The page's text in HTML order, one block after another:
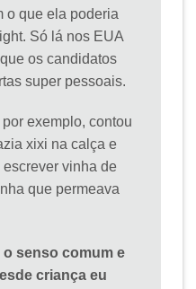
o que ela poderia
Só lá nos EUA
os candidatos
super pessoais.
exemplo, contou
xixi na calça e
vinha de
que permeava
o senso comum e
criança eu